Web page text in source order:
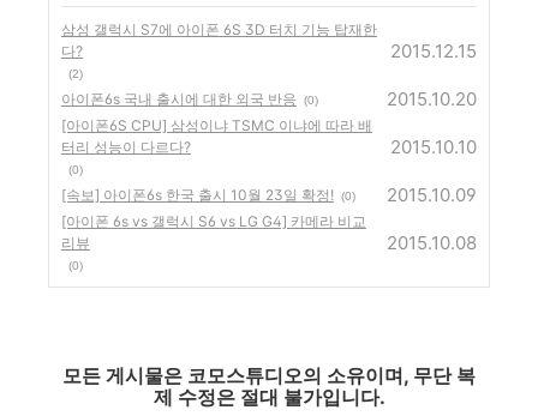
삼성 갤럭시 S7에 아이폰 6S 3D 터치 기능 탑재한
다?
(2)
2015.12.15
아이폰6s 국내 출시에 대한 외국 반응 (0) 2015.10.20
[아이폰6S CPU] 삼성이냐 TSMC 이냐에 따라 배
터리 성능이 다르다?
(0)
2015.10.10
[속보] 아이폰6s 한국 출시 10월 23일 확정! (0) 2015.10.09
[아이폰 6s vs 갤럭시 S6 vs LG G4] 카메라 비교
리뷰
(0)
2015.10.08
모든 게시물은 코모스튜디오의 소유이며, 무단 복
제 수정은 절대 불가입니다.